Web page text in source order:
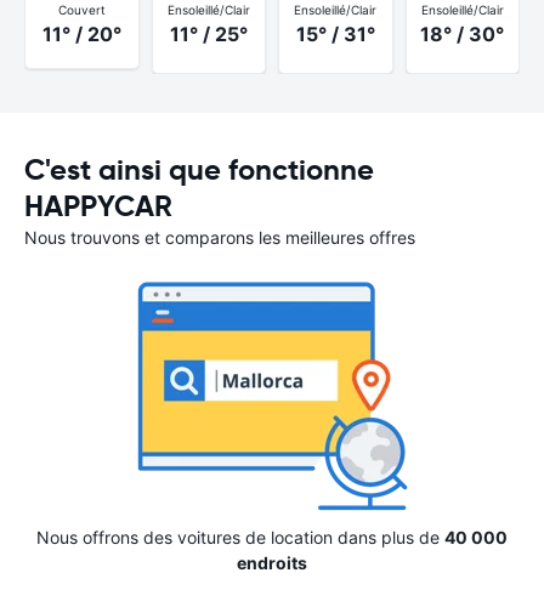
Couvert
11° / 20°
Ensoleillé/Clair
11° / 25°
Ensoleillé/Clair
15° / 31°
Ensoleillé/Clair
18° / 30°
C'est ainsi que fonctionne
HAPPYCAR
Nous trouvons et comparons les meilleures offres
Nous offrons des voitures de location dans plus de 40 000
endroits